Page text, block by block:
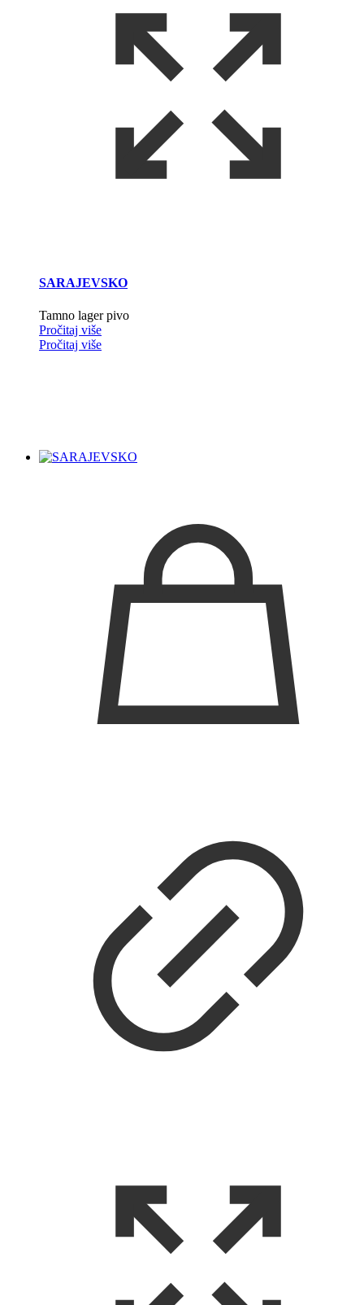
SARAJEVSKO
Tamno lager pivo
Pročitaj više
Pročitaj više